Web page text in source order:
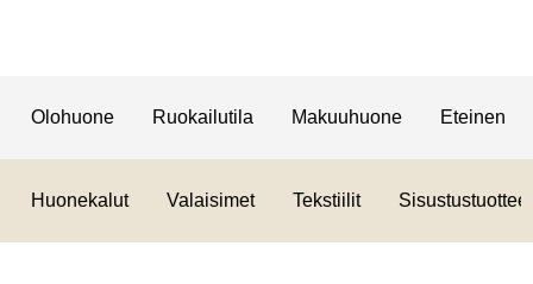
Olohuone Ruokailutila Makuuhuone Eteinen
Huonekalut Valaisimet Tekstiilit Sisustustuotteet